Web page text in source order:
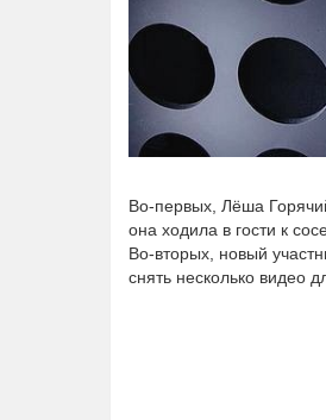
Во-первых, Лёша
она ходила в гости к
Во-вторых, новый
снять несколько видео